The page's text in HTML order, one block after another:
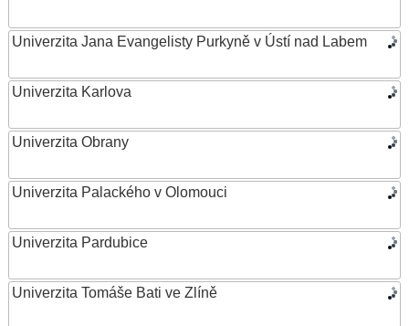
Univerzita Jana Evangelisty Purkyně v Ústí nad Labem
Univerzita Karlova
Univerzita Obrany
Univerzita Palackého v Olomouci
Univerzita Pardubice
Univerzita Tomáše Bati ve Zlíně